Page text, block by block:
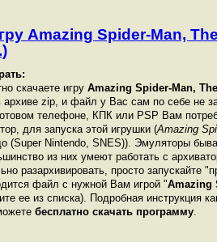
Amazing Spider-Man,
скачаете игру Amazing Spider-Man,
архиве zip, и файл у Вас сам по себе не
телефоне, КПК или PSP Вам
для запуска этой игрушки (Amazing
(Super Nintendo, SNES)). Эмуляторы
из них умеют работать с
разархивировать, просто запускайте
файл с нужной Вам игрой "Amazing
ее из списка). Подробная инструкция
бесплатно скачать программу.